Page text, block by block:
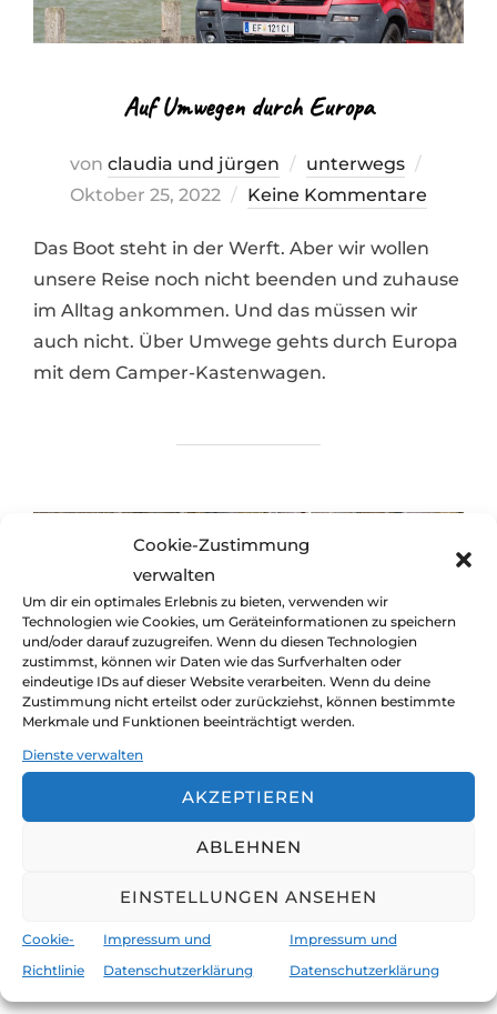
Cookie-Zustimmung
verwalten
Um dir ein optimales Erlebnis zu bieten, verwenden wir
Technologien wie Cookies, um Geräteinformationen zu speichern
und/oder darauf zuzugreifen. Wenn du diesen Technologien
zustimmst, können wir Daten wie das Surfverhalten oder
eindeutige IDs auf dieser Website verarbeiten. Wenn du deine
Zustimmung nicht erteilst oder zurückziehst, können bestimmte
Merkmale und Funktionen beeinträchtigt werden.
Dienste verwalten
AKZEPTIEREN
ABLEHNEN
EINSTELLUNGEN ANSEHEN
Cookie-
Richtlinie
Impressum und
Datenschutzerklärung
Impressum und
Datenschutzerklärung
Auf Umwegen durch Europa
von claudia und jürgen unterwegs
Oktober 25, 2022 Keine Kommentare
Das Boot steht in der Werft. Aber wir wollen
unsere Reise noch nicht beenden und zuhause
im Alltag ankommen. Und das müssen wir
auch nicht. Über Umwege gehts durch Europa
mit dem Camper-Kastenwagen.
Die Inseln des Regens
vonclaudia und jürgen unterwegs
Juni 5,
Keine Kommentare
Wir erreichen die Shetlandinseln und suchen